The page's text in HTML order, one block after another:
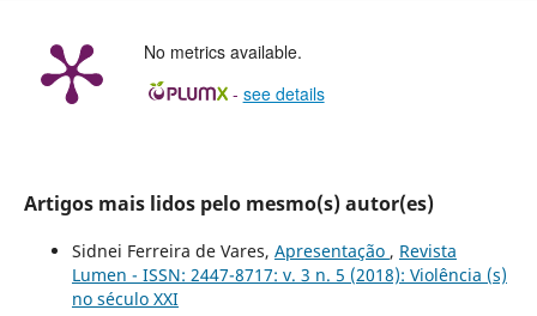
No metrics available.
- see details
Artigos mais lidos pelo mesmo(s) autor(es)
Sidnei Ferreira de Vares, Apresentação , Revista
Lumen - ISSN: 2447-8717: v. 3 n. 5 (2018): Violência (s)
no século XXI